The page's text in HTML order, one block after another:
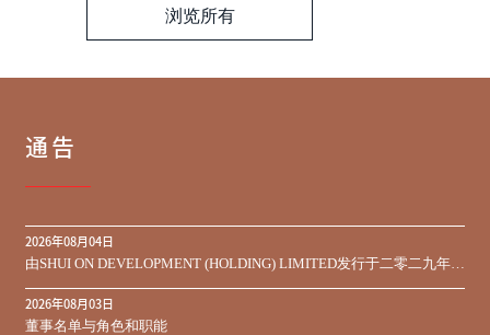
浏览所有
通告
2026年08月04日
由SHUI ON DEVELOPMENT (HOLDING) LIMITED发行于二零二九年到
期之450,000,000美元9.75%优先票据之同意征求于届满期限前收到的
同意结果
2026年08月03日
董事名单与角色和职能